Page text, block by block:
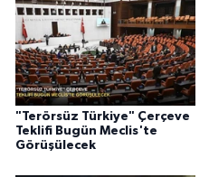
"Terörsüz Türkiye" Çerçeve
Teklifi Bugün Meclis'te
Görüşülecek